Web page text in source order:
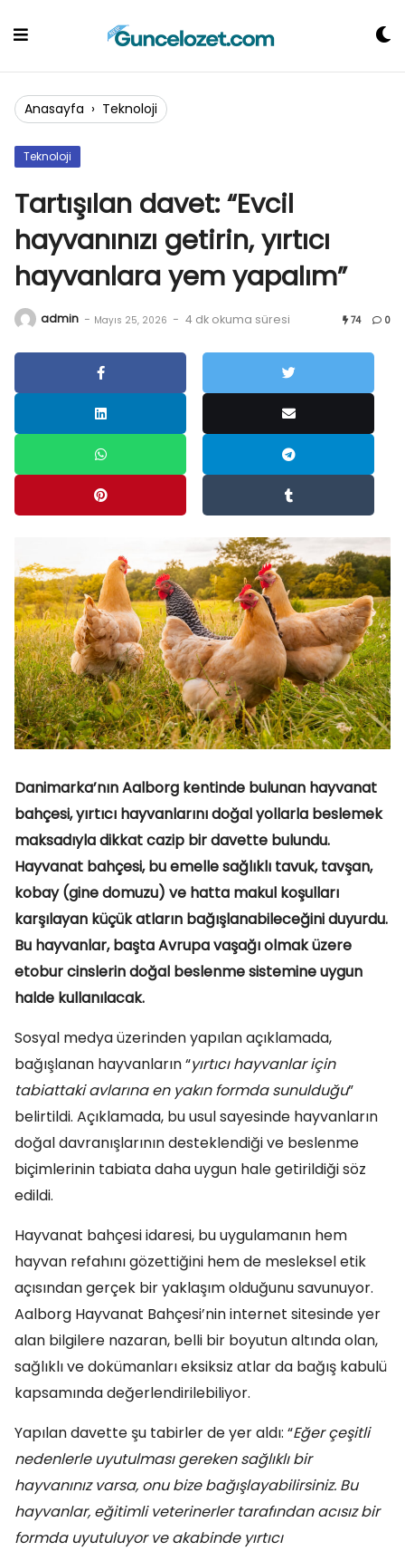
Anasayfa › Teknoloji
Teknoloji
Tartışılan davet: “Evcil
hayvanınızı getirin, yırtıcı
hayvanlara yem yapalım”
admin - Mayıs 25, 2026 - 4 dk okuma süresi 74 0
Danimarka’nın Aalborg kentinde bulunan hayvanat
bahçesi, yırtıcı hayvanlarını doğal yollarla beslemek
maksadıyla dikkat cazip bir davette bulundu.
Hayvanat bahçesi, bu emelle sağlıklı tavuk, tavşan,
kobay (gine domuzu) ve hatta makul koşulları
karşılayan küçük atların bağışlanabileceğini duyurdu.
Bu hayvanlar, başta Avrupa vaşağı olmak üzere
etobur cinslerin doğal beslenme sistemine uygun
halde kullanılacak.
Sosyal medya üzerinden yapılan açıklamada,
bağışlanan hayvanların “yırtıcı hayvanlar için
tabiattaki avlarına en yakın formda sunulduğu”
belirtildi. Açıklamada, bu usul sayesinde hayvanların
doğal davranışlarının desteklendiği ve beslenme
biçimlerinin tabiata daha uygun hale getirildiği söz
edildi.
Hayvanat bahçesi idaresi, bu uygulamanın hem
hayvan refahını gözettiğini hem de mesleksel etik
açısından gerçek bir yaklaşım olduğunu savunuyor.
Aalborg Hayvanat Bahçesi’nin internet sitesinde yer
alan bilgilere nazaran, belli bir boyutun altında olan,
sağlıklı ve dokümanları eksiksiz atlar da bağış kabulü
kapsamında değerlendirilebiliyor.
Yapılan davette şu tabirler de yer aldı: “Eğer çeşitli
nedenlerle uyutulması gereken sağlıklı bir
hayvanınız varsa, onu bize bağışlayabilirsiniz. Bu
hayvanlar, eğitimli veterinerler tarafından acısız bir
formda uyutuluyor ve akabinde yırtıcı